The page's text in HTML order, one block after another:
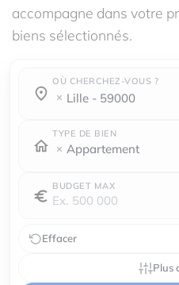
accompagne dans votre
biens sélectionnés.
OÙ CHERCHEZ-VOUS ?
Où cherchez-vous ?
lille - 59000
Où cherchez-vous ?
TYPE DE BIEN
Appartement
BUDGET MAX
Effacer
Plus